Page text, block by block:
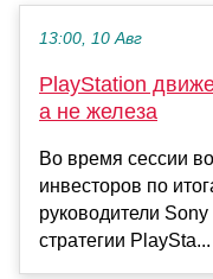
13:00, 10 Авг
PlayStation
а не железа
Во время сессии
инвесторов по
руководители
стратегии PlaySta...